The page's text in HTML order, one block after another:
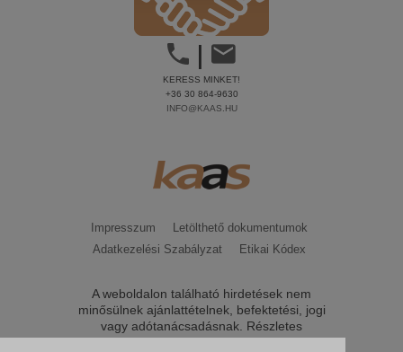
|
KERESS MINKET!
+36 30 864-9630
INFO@KAAS.HU
Impresszum
Letölthető dokumentumok
Adatkezelési Szabályzat
Etikai Kódex
A weboldalon található hirdetések nem
minősülnek ajánlattételnek, befektetési, jogi
vagy adótanácsadásnak. Részletes
tájékoztatást, feltételeket csak közvetlen